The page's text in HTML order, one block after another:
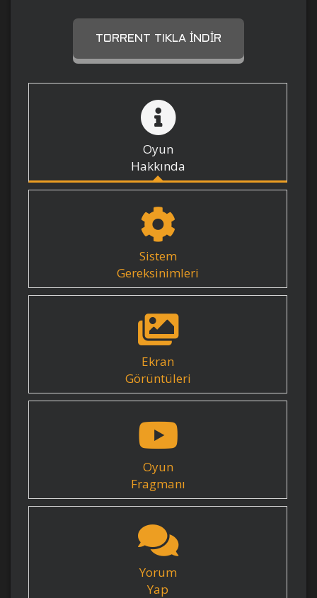
TORRENT TIKLA İNDIR
Oyun
Hakkında
Sistem
Gereksinimleri
Ekran
Görüntüleri
Oyun
Fragmanı
Yorum
Yap